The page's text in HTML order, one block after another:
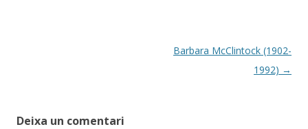
Barbara McClintock (1902-
1992) →
Deixa un comentari